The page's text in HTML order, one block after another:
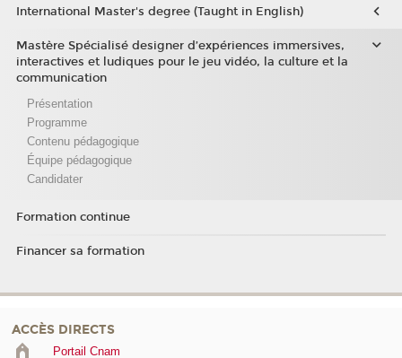
International Master's degree (Taught in English)
Mastère Spécialisé designer d’expériences immersives,
interactives et ludiques pour le jeu vidéo, la culture et la
communication
Présentation
Programme
Contenu pédagogique
Équipe pédagogique
Candidater
Formation continue
Financer sa formation
ACCÈS DIRECTS
Portail Cnam